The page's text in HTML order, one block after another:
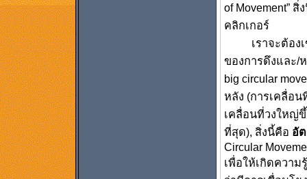
of Movement”
คลิกเกอร์
เราจะต้องเข้
ของการดึงและ/
big circular
หลัง (การเคลื่อ
เคลื่อนที่วงใหญ่
ที่สุด), สิ่งนี้คือ อั
Circular
เพื่อให้เกิดความ